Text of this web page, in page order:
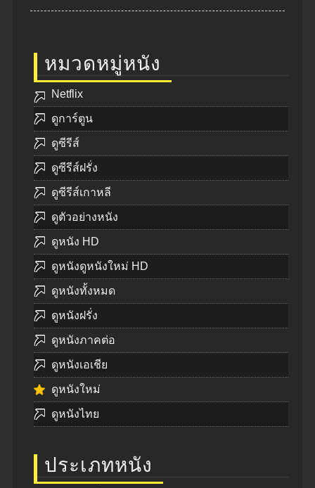
หมวดหมู่หนัง
Netflix
ดูการ์ตูน
ดูซีรีส์
ดูซีรีส์ฝรั่ง
ดูซีรีส์เกาหลี
ดูตัวอย่างหนัง
ดูหนัง HD
ดูหนังดูหนังใหม่ HD
ดูหนังทั้งหมด
ดูหนังฝรั่ง
ดูหนังภาคต่อ
ดูหนังเอเชีย
ดูหนังใหม่
ดูหนังไทย
ประเภทหนัง